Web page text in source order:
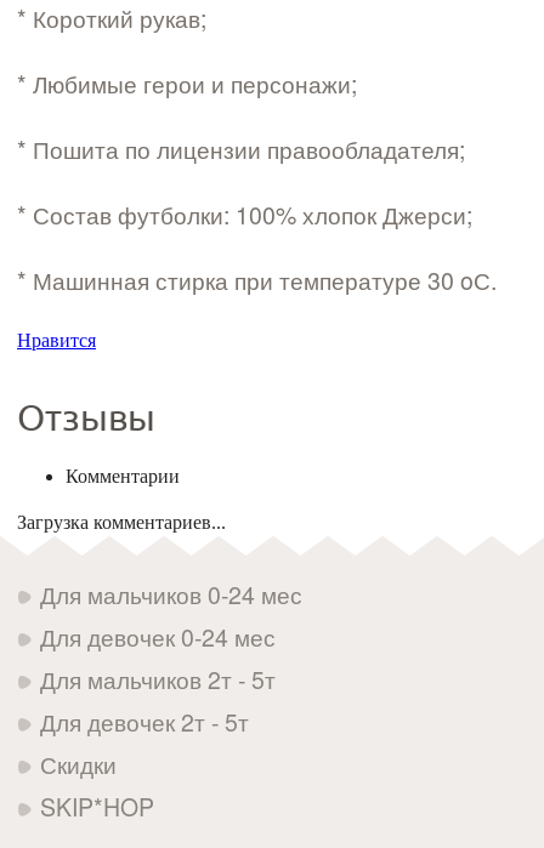
* Короткий рукав;
* Любимые герои и персонажи;
* Пошита по лицензии правообладателя;
* Состав футболки: 100% хлопок Джерси;
* Машинная стирка при температуре 30 oС.
Нравится
Отзывы
Комментарии
Загрузка комментариев...
Для мальчиков 0-24 мес
Для девочек 0-24 мес
Для мальчиков 2т - 5т
Для девочек 2т - 5т
Скидки
SKIP*HOP